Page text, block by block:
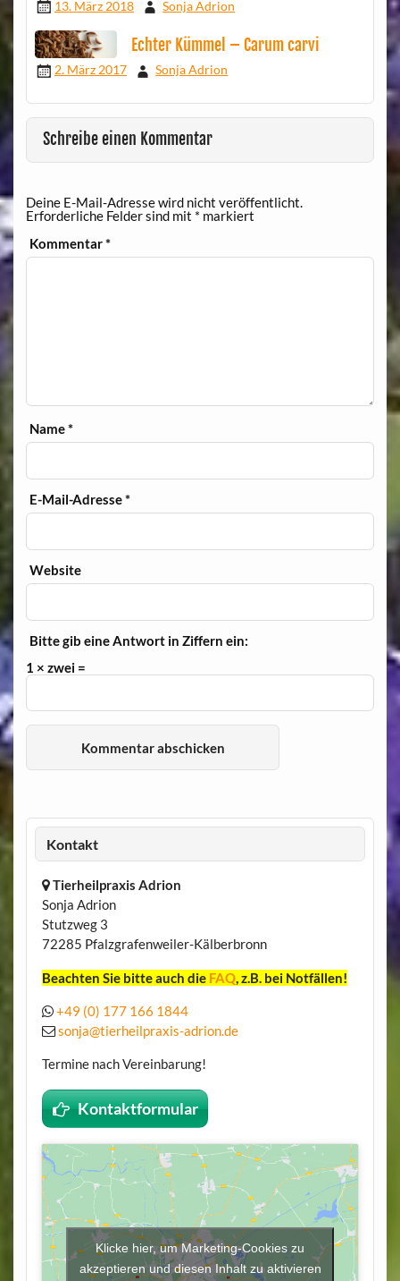
13. März 2018 Sonja Adrion
Echter Kümmel – Carum carvi
2. März 2017 Sonja Adrion
Schreibe einen Kommentar
Deine E-Mail-Adresse wird nicht veröffentlicht.
Erforderliche Felder sind mit * markiert
Kommentar*
Name*
E-Mail-Adresse*
Website
Bitte gib eine Antwort in Ziffern ein:
1 × zwei =
Kontakt
Tierheilpraxis Adrion
Sonja Adrion
Stutzweg 3
72285 Pfalzgrafenweiler-Kälberbronn
Beachten Sie bitte auch die FAQ, z.B. bei Notfällen!
+49 (0) 177 166 1844
sonja@tierheilpraxis-adrion.de
Termine nach Vereinbarung!
Kontaktformular
Klicke hier, um Marketing-Cookies zu
akzeptieren und diesen Inhalt zu aktivieren